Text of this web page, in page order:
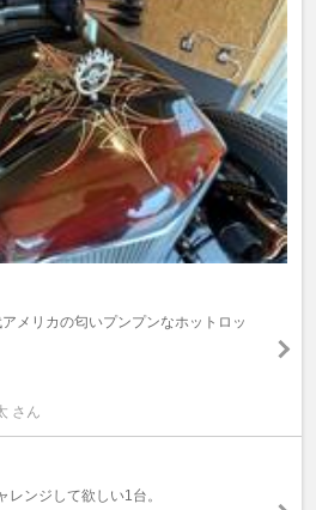
メリカの匂いプンプンなホットロッ
さん
レンジして欲しい1台。